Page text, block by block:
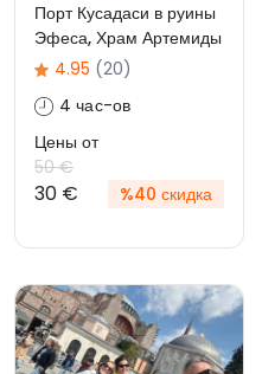
Порт Кусадаси в руины
Эфеса, Храм Артемиды
4.95 (20)
4 час-ов
Цены от
50 €
30 € %40 скидка